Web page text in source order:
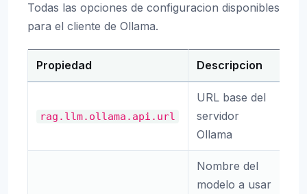
Todas las opciones de configuracion disponibles
para el cliente de Ollama.
Propiedad Descripcion
rag.llm.ollama.api.url
URL base del
servidor
Ollama
Nombre del
modelo a usar